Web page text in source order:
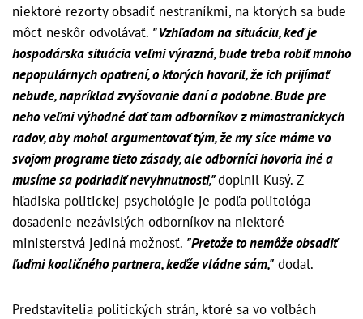
niektoré rezorty obsadiť nestraníkmi, na ktorých sa bude
môcť neskôr odvolávať. "Vzhľadom na situáciu, keď je
hospodárska situácia veľmi výrazná, bude treba robiť mnoho
nepopulárnych opatrení, o ktorých hovoril, že ich prijímať
nebude, napríklad zvyšovanie daní a podobne. Bude pre
neho veľmi výhodné dať tam odborníkov z mimostraníckych
radov, aby mohol argumentovať tým, že my síce máme vo
svojom programe tieto zásady, ale odborníci hovoria iné a
musíme sa podriadiť nevyhnutnosti,"doplnil Kusý. Z
hľadiska politickej psychológie je podľa politológa
dosadenie nezávislých odborníkov na niektoré
ministerstvá jediná možnosť. "Pretože to nemôže obsadiť
ľuďmi koaličného partnera, keďže vládne sám," dodal.
Predstavitelia politických strán, ktoré sa vo voľbách